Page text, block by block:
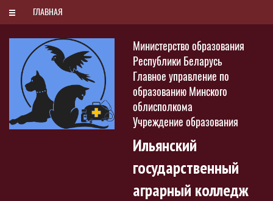
Суббота, 8 августа 2026
Министерство образования
Республики Беларусь
Главное управление по
образованию Минского
облисполкома
Учреждение образования
Ильянский
государственный
аграрный колледж
ГЛАВНАЯ